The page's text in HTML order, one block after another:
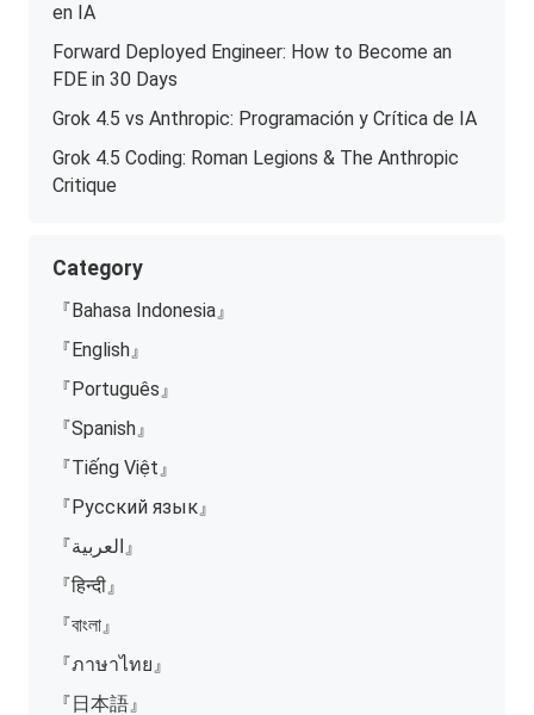
en IA
Forward Deployed Engineer: How to Become an
FDE in 30 Days
Grok 4.5 vs Anthropic: Programación y Crítica de IA
Grok 4.5 Coding: Roman Legions & The Anthropic
Critique
Category
『Bahasa Indonesia』
『English』
『Português』
『Spanish』
『Tiếng Việt』
『Русский язык』
『العربية』
『हिन्दी』
『বাংলা』
『ภาษาไทย』
『日本語』